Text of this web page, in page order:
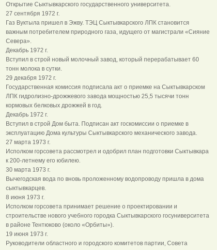
Открытие Сыктывкарского государственного университета.
27 сентября 1972 г.
Газ Вуктыла пришел в Эжву. ТЭЦ Сыктывкарского ЛПК становится
важным потребителем природного газа, идущего от магистрали «Сияние
Севера».
Декабрь 1972 г.
Вступил в строй новый молочный завод, который перерабатывает 60
тонн молока в сутки.
29 декабря 1972 г.
Государственная комиссия подписала акт о приемке на Сыктывкарском
ЛПК гидролизно-дрожжевого завода мощностью 25,5 тысячи тонн
кормовых белковых дрожжей в год.
Декабрь 1972 г.
Вступил в строй Дом быта. Подписан акт госкомиссии о приемке в
эксплуатацию Дома культуры Сыктывкарского механического завода.
27 марта 1973 г.
Исполком горсовета рассмотрел и одобрил план подготовки Сыктывкара
к 200-летнему его юбилею.
30 марта 1973 г.
Вычегодская вода по вновь проложенному водопроводу пришла в дома
сыктывкарцев.
8 июня 1973 г.
Исполком горсовета принимает решение о проектировании и
строительстве нового учебного городка Сыктывкарского госуниверситета
в районе Тентюково (около «Орбиты»).
19 июня 1973 г.
Руководители областного и городского комитетов партии, Совета